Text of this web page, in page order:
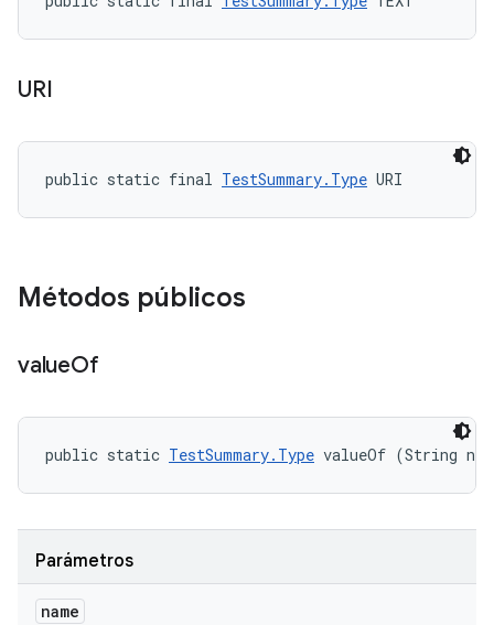
URI
public static final TestSummary.Type URI
Métodos públicos
valueOf
public static TestSummary.Type valueOf (String
Parámetros
name